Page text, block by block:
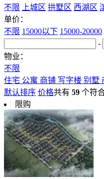
不限
上城区 拱墅区 西湖区
单价：
不限 15000以下 15000-20000
-
物业：
不限
住宅 公寓 商铺 写字楼 别墅
默认排序 价格共有 59 个符
限购